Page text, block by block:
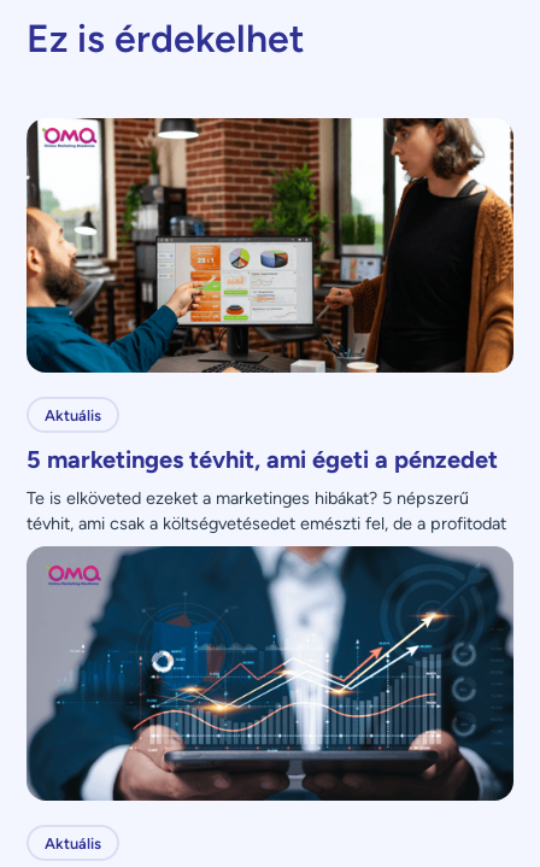
Ez is érdekelhet
Aktuális
5 marketinges tévhit, ami égeti a pénzedet
Te is elköveted ezeket a marketinges hibákat? 5 népszerű
tévhit, ami csak a költségvetésedet emészti fel, de a profitodat
nem növeli.
Aktuális